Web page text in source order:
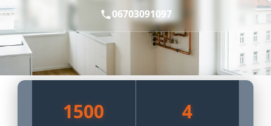
06703091097
1500 4